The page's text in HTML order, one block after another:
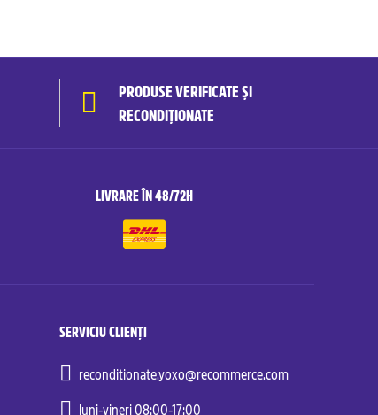
PRODUSE VERIFICATE ȘI
RECONDIȚIONATE
LIVRARE ÎN 48/72H
SERVICIU CLIENȚI
reconditionate.yoxo@recommerce.com
luni-vineri 08:00-17:00